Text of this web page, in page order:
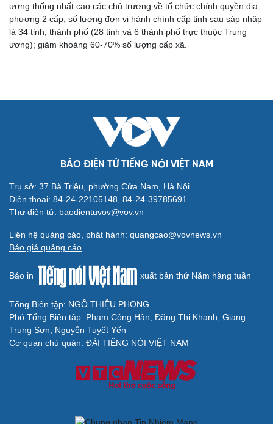
ương thống nhất cao các chủ trương về tổ chức chính quyền địa
phương 2 cấp, số lượng đơn vị hành chính cấp tỉnh sau sáp nhập
là 34 tỉnh, thành phố (28 tỉnh và 6 thành phố trực thuộc Trung
ương); giảm khoảng 60-70% số lượng cấp xã.
BÁO ĐIỆN TỬ TIẾNG NÓI VIỆT NAM
Trụ sở: 37 Bà Triệu, phường Cửa Nam, Hà Nội
Điện thoại: 84-24-22105148, 84-24-39785691
Thư điện tử: baodientuvov@vov.vn
Liên hệ quảng cáo, phát hành: quangcao@vovnews.vn
Báo giá quảng cáo
Báo in xuất bản thứ Năm hàng tuần
Tổng Biên tập: NGÔ THIỆU PHONG
Phó Tổng Biên tập: Phạm Công Hân, Đặng Thị Khanh, Giang
Trung Sơn, Nguyễn Tuyết Yến
Cơ quan chủ quản: ĐÀI TIẾNG NÓI VIỆT NAM